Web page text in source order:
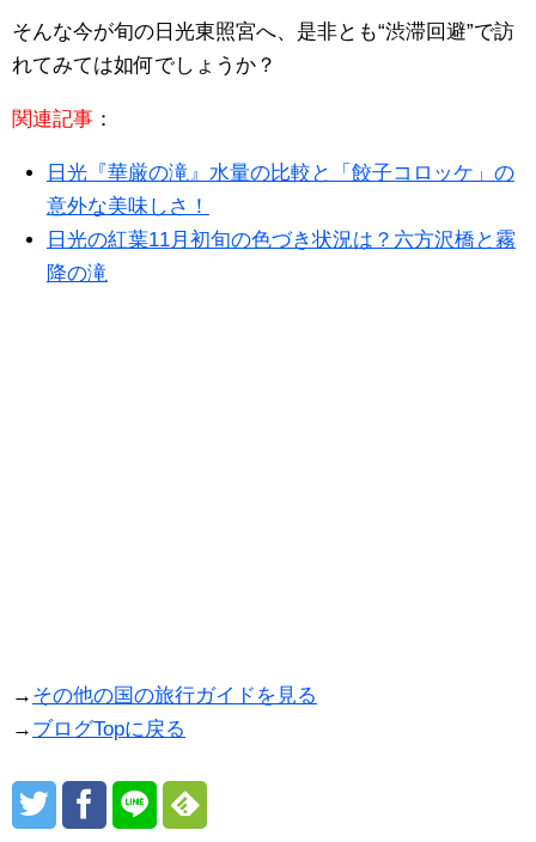
そんな今が旬の日光東照宮へ、是非とも“渋滞回避”で訪
れてみては如何でしょうか？
関連記事 ：
日光『華厳の滝』水量の比較と「餃子コロッケ」の
意外な美味しさ！
日光の紅葉11月初旬の色づき状況は？六方沢橋と霧
降の滝
→ その他の国の旅行ガイドを見る
→ ブログTopに戻る